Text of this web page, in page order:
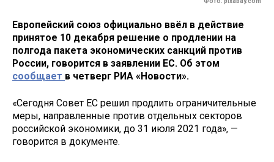
Европейский союз официально ввёл в действие
принятое 10 декабря решение о продлении на
полгода пакета экономических санкций против
России, говорится в заявлении ЕС. Об этом
сообщает в четверг РИА «Новости».
«Сегодня Совет ЕС решил продлить ограничительные
меры, направленные против отдельных секторов
российской экономики, до 31 июля 2021 года», —
говорится в документе.